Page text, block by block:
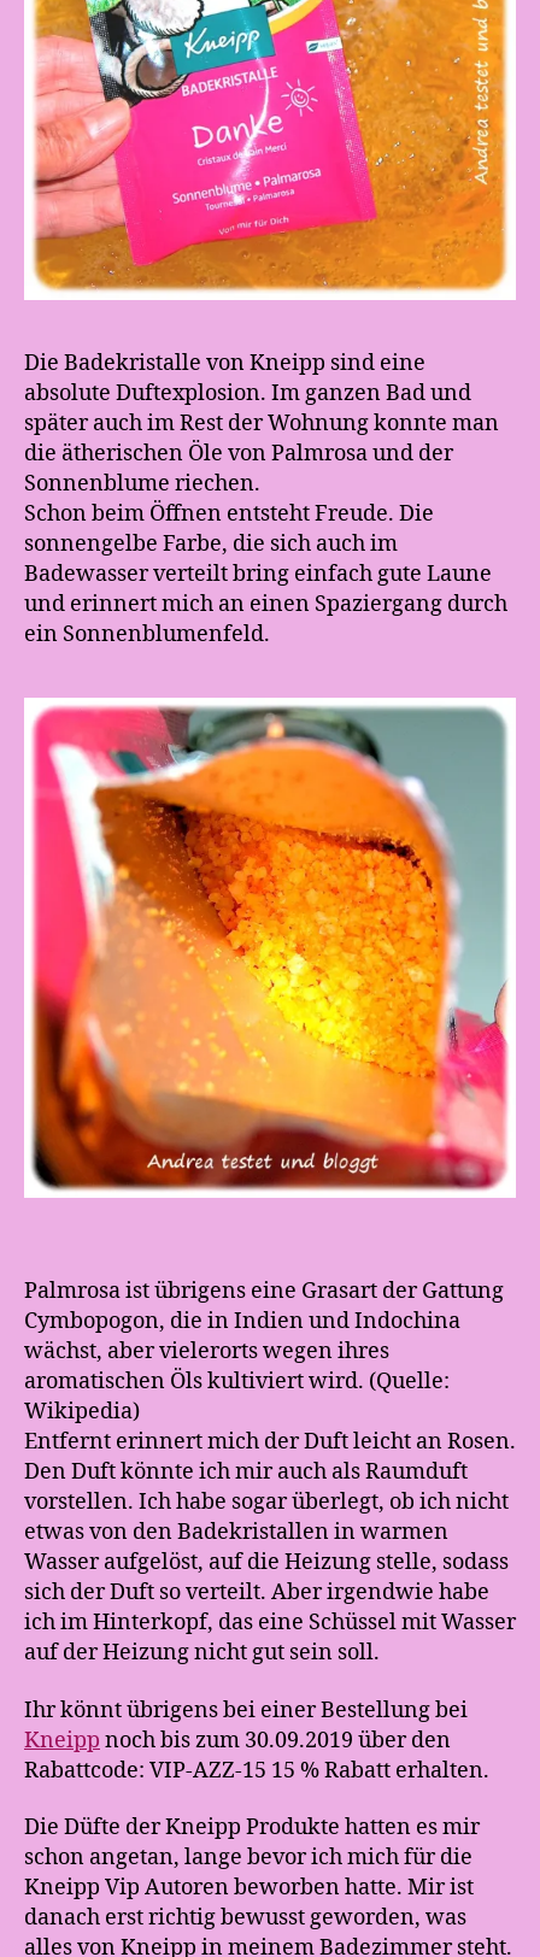
Die Badekristalle von Kneipp sind eine
absolute Duftexplosion. Im ganzen Bad und
später auch im Rest der Wohnung konnte man
die ätherischen Öle von Palmrosa und der
Sonnenblume riechen.
Schon beim Öffnen entsteht Freude. Die
sonnengelbe Farbe, die sich auch im
Badewasser verteilt bring einfach gute Laune
und erinnert mich an einen Spaziergang durch
ein Sonnenblumenfeld.
Palmrosa ist übrigens eine Grasart der Gattung
Cymbopogon, die in Indien und Indochina
wächst, aber vielerorts wegen ihres
aromatischen Öls kultiviert wird. (Quelle:
Wikipedia)
Entfernt erinnert mich der Duft leicht an Rosen.
Den Duft könnte ich mir auch als Raumduft
vorstellen. Ich habe sogar überlegt, ob ich nicht
etwas von den Badekristallen in warmen
Wasser aufgelöst, auf die Heizung stelle, sodass
sich der Duft so verteilt. Aber irgendwie habe
ich im Hinterkopf, das eine Schüssel mit Wasser
auf der Heizung nicht gut sein soll.
Ihr könnt übrigens bei einer Bestellung bei
Kneipp noch bis zum 30.09.2019 über den
Rabattcode: VIP-AZZ-15 15 % Rabatt erhalten.
Die Düfte der Kneipp Produkte hatten es mir
schon angetan, lange bevor ich mich für die
Kneipp Vip Autoren beworben hatte. Mir ist
danach erst richtig bewusst geworden, was
alles von Kneipp in meinem Badezimmer steht.